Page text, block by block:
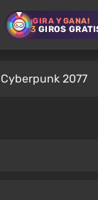
¡GIRA Y GANA!
3 GIROS
Cyberpunk 2077